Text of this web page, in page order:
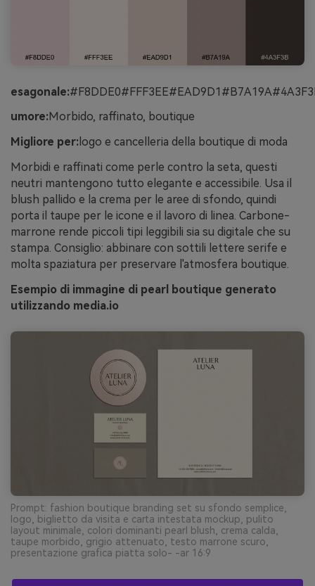
esagonale:
umore:Morbido, raffinato, boutique
Migliore per: logo e cancelleria della boutique di moda
Morbidi e raffinati come perle contro la seta, questi
neutri mantengono tutto elegante e accessibile. Usa il
blush pallido e la crema per le aree di sfondo, quindi
porta il taupe per le icone e il lavoro di linea. Carbone-
marrone rende piccoli tipi leggibili sia su digitale che su
stampa. Consiglio: abbinare con sottili lettere serife e
molta spaziatura per preservare l'atmosfera boutique.
Esempio di immagine di pearl boutique generato
utilizzando media.io
Prompt: fashion boutique branding set su sfondo semplice,
logo, biglietto da visita e carta intestata mockup, pulito
layout minimale, colori dominanti pearl blush, crema calda,
taupe morbido, grigio attenuato, testo marrone scuro,
presentazione grafica piatta solo- -ar 16:9